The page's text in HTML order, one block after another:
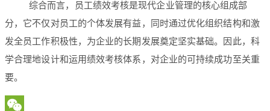
综合而言，员工绩效考核是现代企业管理的核心组成部
分，它不仅对员工的个体发展有益，同时通过优化组织结构和激
发全员工作积极性，为企业的长期发展奠定坚实基础。因此，科
学合理地设计和运用绩效考核体系，对企业的可持续成功至关重
要。